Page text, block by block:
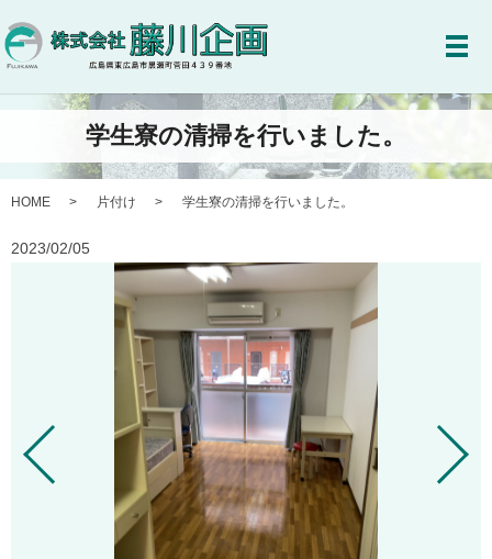
メ
学生寮の清掃を行いました。
HOME 片付け 学生寮の清掃を行いました。
2023/02/05